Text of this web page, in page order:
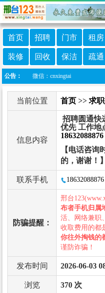
首页 招聘 门市 租房
装修 回收 保洁 疏通
公告：
123客服微信：cnxingtai
当前位置 首页 >> 求
信息内容
招聘圆通快
优先 工作地
18632088876
【电话咨询
的，谢谢！】
联系手机 18632088876
防骗提醒：
邢台
布者手机归属
活、网络兼职
收取费用的都
你往外掏钱的
谨防诈骗！
发布时间 2026-06-03
浏览 370 次